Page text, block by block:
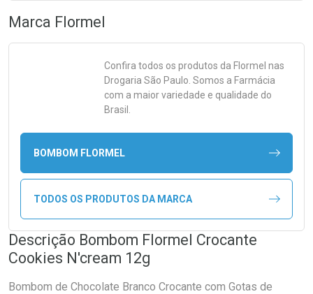
Marca Flormel
Confira todos os produtos da Flormel nas
Drogaria São Paulo. Somos a Farmácia
com a maior variedade e qualidade do
Brasil.
BOMBOM FLORMEL
TODOS OS PRODUTOS DA MARCA
Descrição Bombom Flormel Crocante
Cookies N'cream 12g
Bombom de Chocolate Branco Crocante com Gotas de